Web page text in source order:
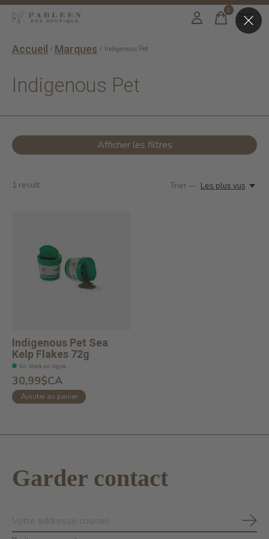
0items
Accueil / Marques / Indigenous Pet
Indigenous Pet
Afficher les filtres
1 result Trier — Les plus vus
Indigenous Pet Sea
Kelp Flakes 72g
En stock en ligne
30,99$CA
Ajouter au panier
Garder contact